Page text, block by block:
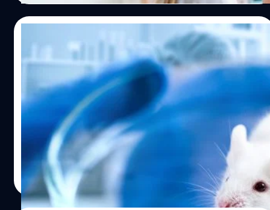
ยังมีโมเดล AI ที่ใครต่อใครต่างพากันใช้แทร็กมื้ออาหารและ
ของกินต่าง ๆ นานา โดยคนส่วนใหญ่มักจะสร้างพรอมต์ใน AI
เอาไว้ พร้อมบอกเงื่อนไข เช่น ต้องการลดน้ำหนัก เพิ่มกล้าม
เนื้อ หรือลดหวาน…
และมีค่าใช้จ่ายในการรักษาค่อนข้างสูง ส่งผลให้ภูมิคุ้มกัน
บำบัดยังไม่สามารถเข้าถึงผู้ป่วยได้ทุกคน ล่าสุด ทีมนักวิจัย
จาก University of Southern California (USC) ค้นพบ
แนวทางที่อาจช่วยแก้ปัญหานี้ ด้วยการพัฒนาเทคนิคที่ทำให้
สามารถสร้าง "ต้นแบบ" ของเซลล์ภูมิคุ้มกันให้แบ่งตัวและผลิต
เซลล์ใหม่ได้อย่างต่อเนื่อง ซึ่งอาจปูทางไปสู่การผลิตเซลล์
สำหรับรักษามะเร็งในปริมาณที่มากขึ้นในอนาคต โดยจุด
สำคัญของงานวิจัยครั้งนี้ ไม่ใช่การค้นพบเซลล์ชนิดใหม่ แต่
เป็นการพัฒนาเทคนิคที่ทำให้ เซลล์ตั้งต้นของระบบภูมิคุ้มกัน
สามารถแบ่งตัวและเพาะเลี้ยงต่อได้ในห้องปฏิบัติการ ซึ่งอาจ
ช่วยให้ผลิตเซลล์สำหรับการรักษาได้มากกว่าวิธีเดิม จาก
"ผลิตทีละชุด" สู่การสร้างแหล่งผลิต หากเปรียบเทียบระบบ
ภูมิคุ้มกันเป็นกองทัพ เซลล์ภูมิคุ้มกันก็เปรียบเสมือนทหารที่
คอยตรวจจับและกำจัดสิ่งแปลกปลอมอย่างเซลล์มะเร็ง ที่ผ่าน
Read More
06/07/2026
ความหวังใหม่ ! ร่างกายมนุษย์อาจงอกอวัยวะ
ใหม่ได้ หลังนักวิจัยพบวิธีเปลี่ยน ‘แผลเป็น’ เป็น
‘เนื้อเยื่อเจริญ’
ที่ผ่านมา การงอกอวัยวะใหม่ ทั้งนิ้ว แขน ขา หรือแม้แต่สมอง
ดูเหมือนจะเป็นความสามารถตามธรรมชาติที่มีแค่ในสัตว์บาง
ชนิด อย่างซาลาแมนเดอร์ ดาวทะเล รวมถึงหมาน้ำ (Axolotl)
เท่านั้น ในขณะที่สัตว์ส่วนใหญ่ รวมถึงสัตว์เลี้ยงลูกด้วยนม
อย่างมนุษย์เราต้องยอมรับการสูญเสียอวัยวะอย่างถาวรมา
ตลอด แต่จากข้อมูลล่าสุด มนุษย์อาจไม่ได้ถูกตัดสิทธิ์ในความ
สามารถนี้ไปซะทีเดียว เพราะจริง ๆ แล้วเราอาจจะแค่ยังหาวิธี
อมลวรรณ ศรัทธานนท์ | 32 days ago
Read More